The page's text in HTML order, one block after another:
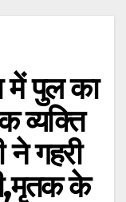
में पुल का
व्यक्ति
ने गहरी
के